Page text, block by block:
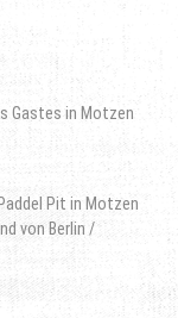
Gastes in Motzen
Pit in Motzen
von Berlin /